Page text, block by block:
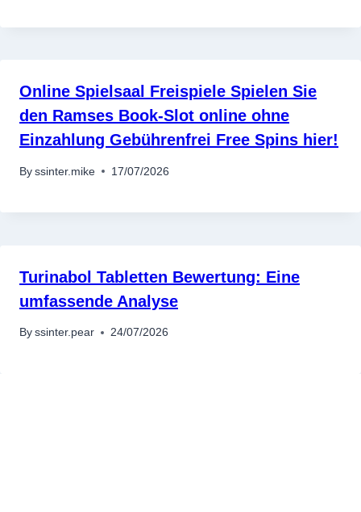
Online Spielsaal Freispiele Spielen Sie
den Ramses Book-Slot online ohne
Einzahlung Gebührenfrei Free Spins hier!
By ssinter.mike 17/07/2026
Turinabol Tabletten Bewertung: Eine
umfassende Analyse
By ssinter.pear 24/07/2026